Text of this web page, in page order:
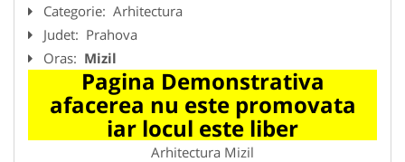
Categorie: Arhitectura
Judet: Prahova
Oras: Mizil
Pagina Demonstrativa
afacerea nu este promovata
iar locul este liber
Arhitectura Mizil